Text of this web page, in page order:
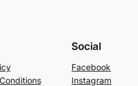
Social
Facebook
Instagram